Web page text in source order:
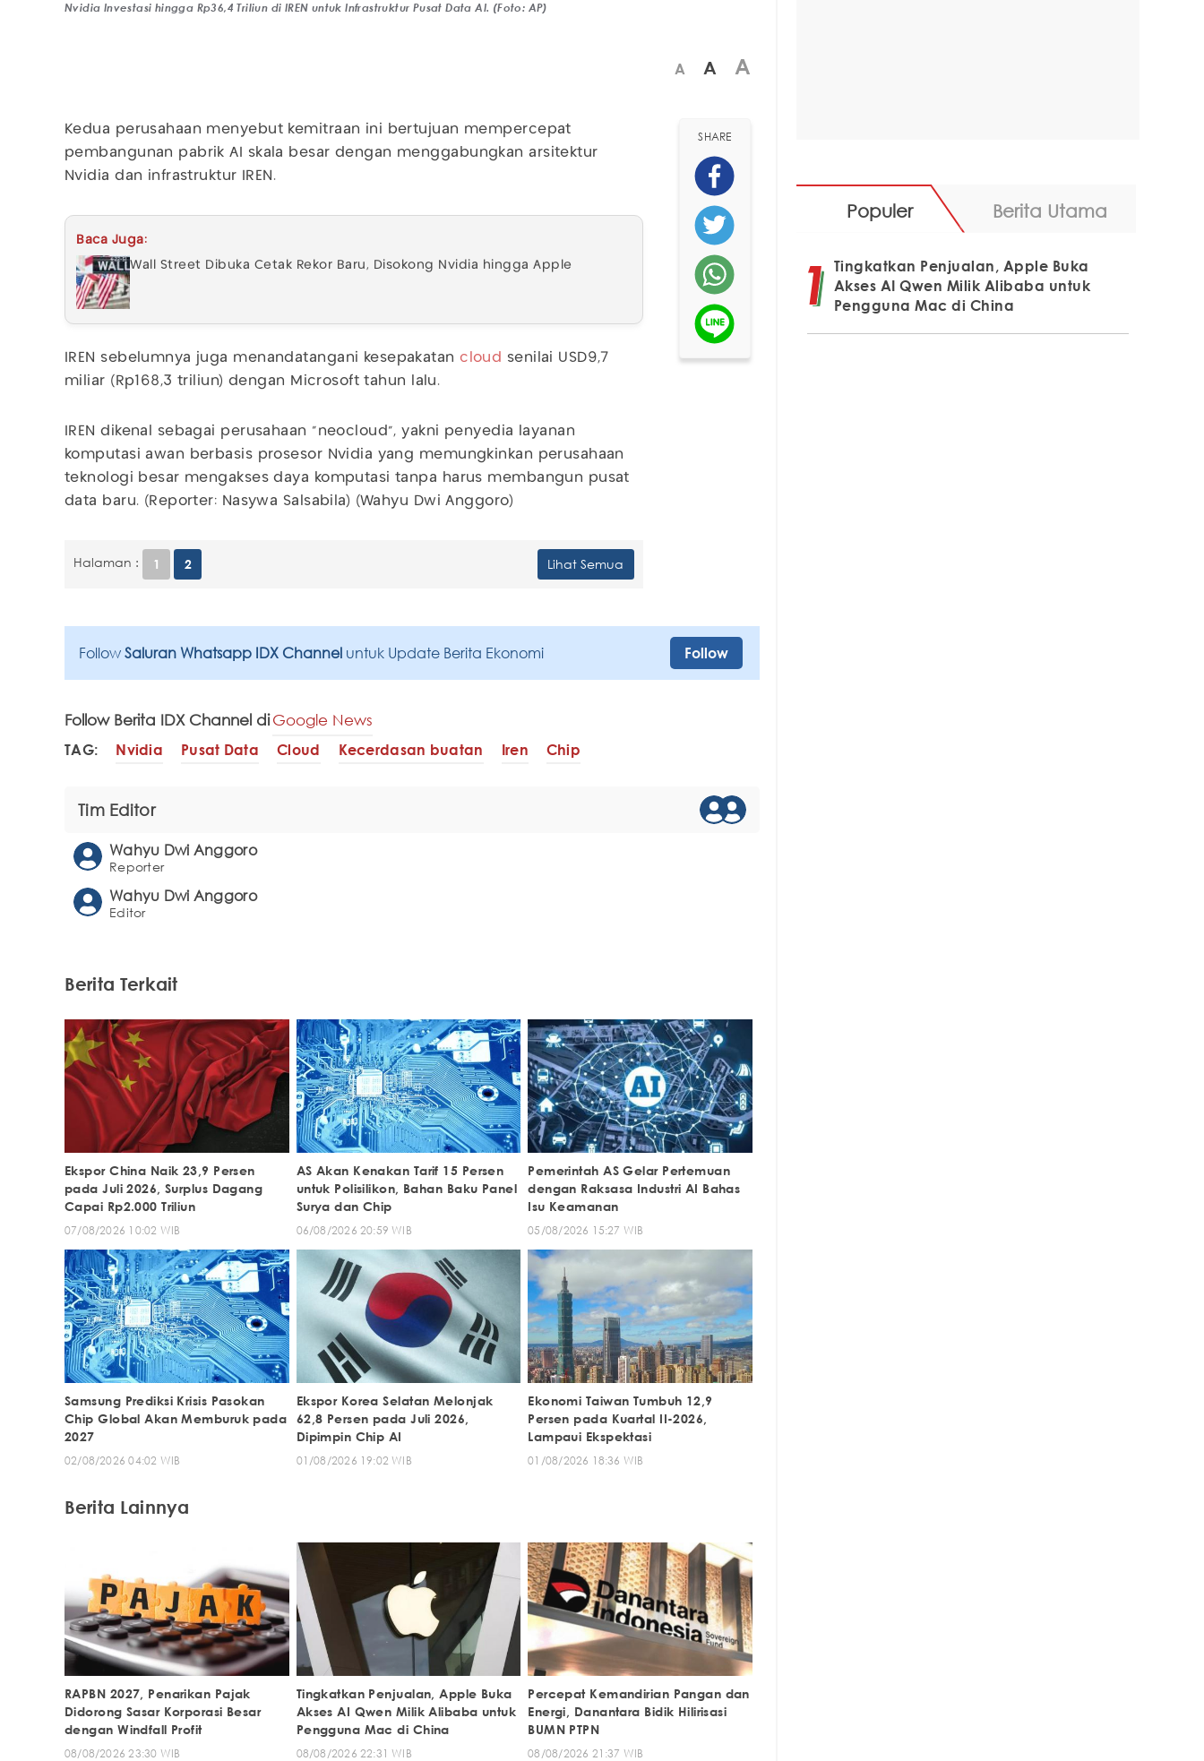
Nvidia Investasi hingga Rp36,4 Triliun di IREN untuk Infrastruktur Pusat Data AI. (Foto: AP)
A A A
Kedua perusahaan menyebut kemitraan ini bertujuan mempercepat
pembangunan pabrik AI skala besar dengan menggabungkan arsitektur
Nvidia dan infrastruktur IREN.
Baca Juga:
Wall Street Dibuka Cetak Rekor Baru, Disokong Nvidia hingga Apple
IREN sebelumnya juga menandatangani kesepakatancloud senilai USD9,7
miliar (Rp168,3 triliun) dengan Microsoft tahun lalu.
IREN dikenal sebagai perusahaan “neocloud”, yakni penyedia layanan
komputasi awan berbasis prosesor Nvidia yang memungkinkan perusahaan
teknologi besar mengakses daya komputasi tanpa harus membangun pusat
data baru. (Reporter: Nasywa Salsabila) (Wahyu Dwi Anggoro)
Halaman : 1 2 Lihat Semua
SHARE
Follow Saluran Whatsapp IDX Channel untuk Update Berita Ekonomi Follow
Follow Berita IDX Channel diGoogle News
TAG: Nvidia Pusat Data Cloud Kecerdasan buatan Iren Chip
Tim Editor
Wahyu Dwi Anggoro
Reporter
Wahyu Dwi Anggoro
Editor
Berita Terkait
Ekspor China Naik 23,9 Persen
pada Juli 2026, Surplus Dagang
Capai Rp2.000 Triliun
07/08/2026 10:02 WIB
AS Akan Kenakan Tarif 15 Persen
untuk Polisilikon, Bahan Baku Panel
Surya dan Chip
06/08/2026 20:59 WIB
Pemerintah AS Gelar Pertemuan
dengan Raksasa Industri AI Bahas
Isu Keamanan
05/08/2026 15:27 WIB
Samsung Prediksi Krisis Pasokan
Chip Global Akan Memburuk pada
2027
02/08/2026 04:02 WIB
Ekspor Korea Selatan Melonjak
62,8 Persen pada Juli 2026,
Dipimpin Chip AI
01/08/2026 19:02 WIB
Ekonomi Taiwan Tumbuh 12,9
Persen pada Kuartal II-2026,
Lampaui Ekspektasi
01/08/2026 18:36 WIB
Berita Lainnya
RAPBN 2027, Penarikan Pajak
Didorong Sasar Korporasi Besar
dengan Windfall Profit
08/08/2026 23:30 WIB
Tingkatkan Penjualan, Apple Buka
Akses AI Qwen Milik Alibaba untuk
Pengguna Mac di China
08/08/2026 22:31 WIB
Percepat Kemandirian Pangan dan
Energi, Danantara Bidik Hilirisasi
BUMN PTPN
08/08/2026 21:37 WIB
Populer Berita Utama
Tingkatkan Penjualan, Apple Buka
Akses AI Qwen Milik Alibaba untuk
Pengguna Mac di China